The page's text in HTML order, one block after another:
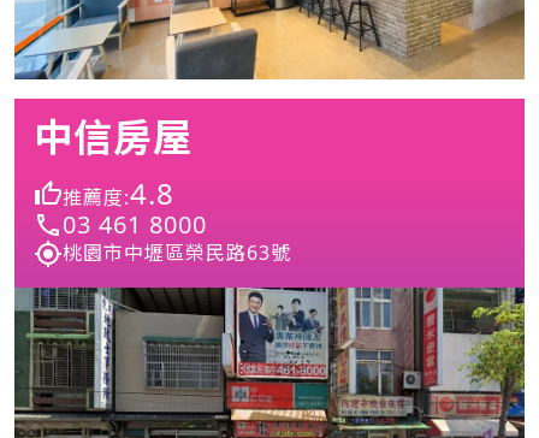
中信房屋
推薦度:4.8
03 461 8000
桃園市中壢區榮民路63號